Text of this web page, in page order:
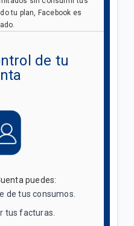
tu plan, Facebook es
de tu
puedes:
de tus consumos.
tus facturas.